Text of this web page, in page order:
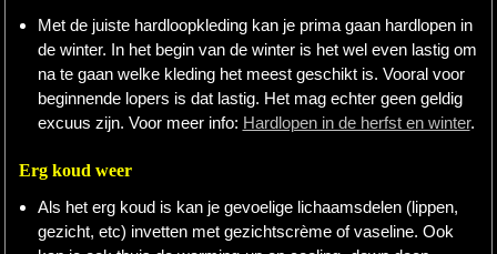
Met de juiste hardloopkleding kan je prima gaan hardlopen in
de winter. In het begin van de winter is het wel even lastig om
na te gaan welke kleding het meest geschikt is. Vooral voor
beginnende lopers is dat lastig. Het mag echter geen geldig
excuus zijn. Voor meer info: Hardlopen in de herfst en winter.
Erg koud weer
Als het erg koud is kan je gevoelige lichaamsdelen (lippen,
gezicht, etc) invetten met gezichtscrème of vaseline. Ook